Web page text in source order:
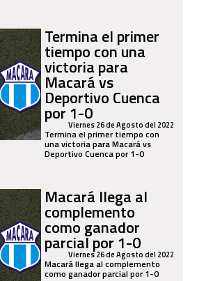
Termina el primer
tiempo con una
victoria para
Macará vs
Deportivo Cuenca
por 1-0Viernes 26 de Agosto del 2022
Termina el primer tiempo con
una victoria para Macará vs
Deportivo Cuenca por 1-0
Macará llega al
complemento
como ganador
parcial por 1-0
Viernes 26 de Agosto del 2022
Macará llega al complemento
como ganador parcial por 1-0